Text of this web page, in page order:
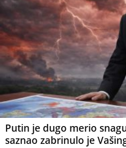
Putin je dugo merio
saznao zabrinulo je